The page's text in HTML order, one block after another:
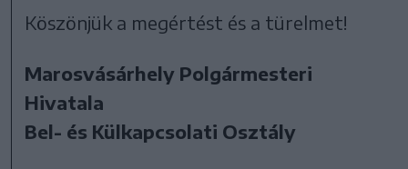
Köszönjük a megértést és a türelmet!
Marosvásárhely Polgármesteri
Hivatala
Bel- és Külkapcsolati Osztály